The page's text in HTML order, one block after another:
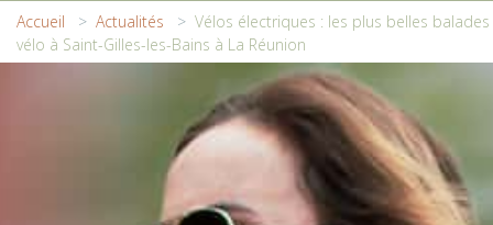
Accueil Actualités
Vélos électriques : les plus belles
vélo à Saint-Gilles-les-Bains à La Réunion